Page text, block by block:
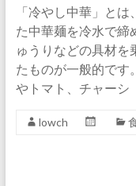
「冷やし中華」と
た中華麺を冷水で締
ゅうりなどの具材を
たものが一般的です
やトマト、チャーシ
lowch